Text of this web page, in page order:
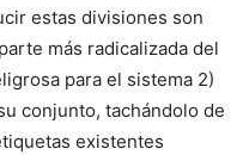
estas divisiones son
más radicalizada del
para el sistema 2)
conjunto, tachándolo de
existentes